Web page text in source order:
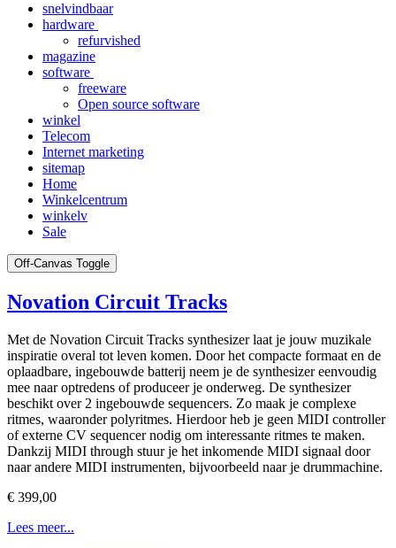
snelvindbaar
hardware
refurvished
magazine
software
freeware
Open source software
winkel
Telecom
Internet marketing
sitemap
Home
Winkelcentrum
winkelv
Sale
Off-Canvas Toggle
Novation Circuit Tracks
Met de Novation Circuit Tracks synthesizer laat je jouw muzikale
inspiratie overal tot leven komen. Door het compacte formaat en de
oplaadbare, ingebouwde batterij neem je de synthesizer eenvoudig
mee naar optredens of produceer je onderweg. De synthesizer
beschikt over 2 ingebouwde sequencers. Zo maak je complexe
ritmes, waaronder polyritmes. Hierdoor heb je geen MIDI controller
of externe CV sequencer nodig om interessante ritmes te maken.
Dankzij MIDI through stuur je het inkomende MIDI signaal door
naar andere MIDI instrumenten, bijvoorbeeld naar je drummachine.
€ 399,00
Lees meer...